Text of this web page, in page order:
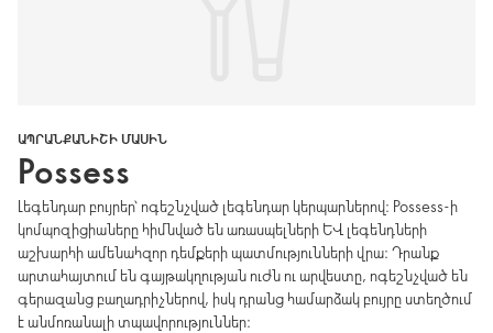
ԱՊՐԱՆՔԱՆԻՇԻ ՄԱՍԻՆ
Possess
Լեգենդար բույրեր՝ ոգեշնչված լեգենդար կերպարներով։ Possess-ի
կոմպոզիցիաները հիմնված են առասպելների և լեգենդների
աշխարհի ամենահզոր դեմքերի պատմությունների վրա։ Դրանք
արտահայտում են գայթակղության ուժն ու արվեստը, ոգեշնչված են
գերազանց բաղադրիչներով, իսկ դրանց համարձակ բույրը ստեղծում
է անմոռանալի տպավորություններ։